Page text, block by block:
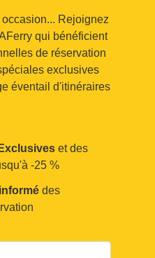
Rejoignez
qui bénéficient
de réservation
exclusives
éventail d'itinéraires
et des
-25 %
des